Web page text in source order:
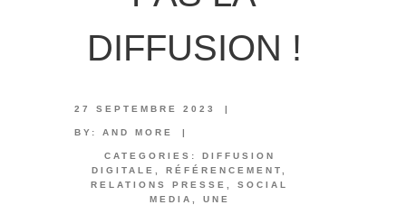
DIFFUSION !
27 SEPTEMBRE 2023 |
BY: AND MORE |
CATEGORIES: DIFFUSION
DIGITALE
RÉFÉRENCEMENT
RELATIONS PRESSE
SOCIAL
MEDIA
UNE